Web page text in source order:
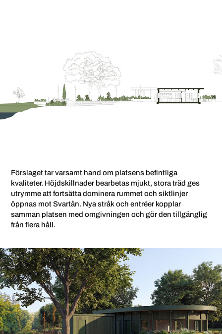
Förslaget tar varsamt hand om platsens befintliga
kvaliteter. Höjdskillnader bearbetas mjukt, stora träd ges
utrymme att fortsätta dominera rummet och siktlinjer
öppnas mot Svartån. Nya stråk och entréer kopplar
samman platsen med omgivningen och gör den tillgänglig
från flera håll.